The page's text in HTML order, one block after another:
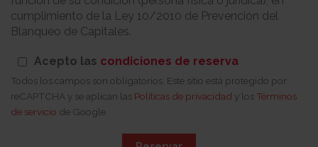
cumplimiento de la Ley 10/2010 de Prevención del
Blanqueo de Capitales.
Acepto las condiciones de reserva
Todos los campos son obligatorios. Este sitio está protegido por
reCAPTCHA y se aplican las Políticas de privacidad y los Términos
de servicio de Google